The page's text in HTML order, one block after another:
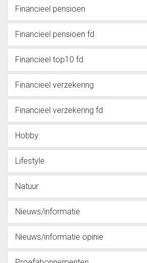
Financieel pensioen
Financieel pensioen fd
Financieel top10 fd
Financieel verzekering
Financieel verzekering fd
Hobby
Lifestyle
Natuur
Nieuws/informatie
Nieuws/informatie opinie